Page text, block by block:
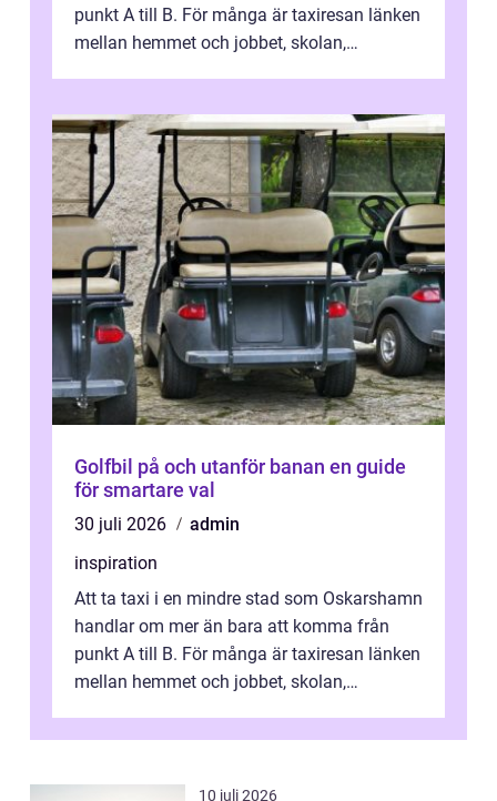
punkt A till B. För många är taxiresan länken
mellan hemmet och jobbet, skolan,
Golfbil på och utanför banan en guide
för smartare val
30 juli 2026
admin
inspiration
Att ta taxi i en mindre stad som Oskarshamn
handlar om mer än bara att komma från
punkt A till B. För många är taxiresan länken
mellan hemmet och jobbet, skolan,
10 juli 2026